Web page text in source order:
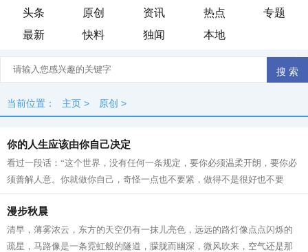
头条 原创 资讯 热点
专题
最新
快料 独闻 本地
当前位置： 主页 > 原创 >
你的人生应该由你自己决定
看过一段话：“这个世界，没有任何一条规定，要你必须温柔开朗，要你必
须善解人意。你就做你自己，奇怪一点也不要紧，做得不是很好也不要
紧。因为做自己这件事，不会有人比你...
漫步秋晨
清早，薄雾浓云，东方的天空仍有一抹儿亮色，远远的路灯像点点闪烁的
疏星，马路像是一条霓虹般的隧道，朦胧而幽深，微风吹来，空气还是那